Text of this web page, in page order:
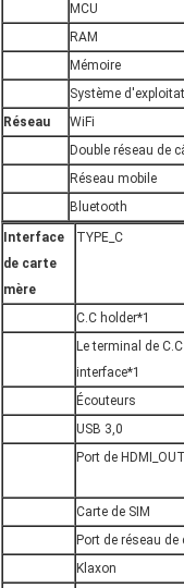
MCU
RAM
Mémoire
Système
Réseau
WiFi
Double réseau de
Réseau mobile
Bluetooth
Interface
de carte
mère
TYPE_C
C.C holder*1
Le terminal de
interface*1
Écouteurs
USB 3,0
Port de
Carte de SIM
Port de réseau de
Klaxon